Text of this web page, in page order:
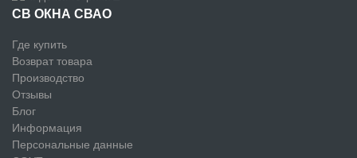
СВ ОКНА СВАО
Где купить
Возврат товара
Производство
Отзывы
Блог
Информация
Персональные данные